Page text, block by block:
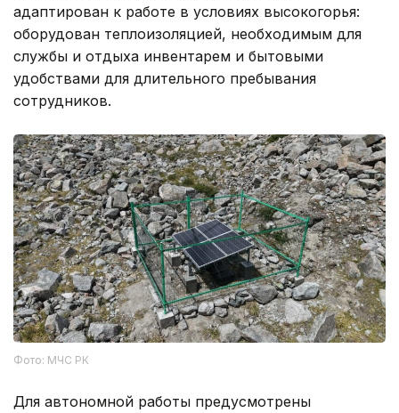
адаптирован к работе в условиях высокогорья:
оборудован теплоизоляцией, необходимым для
службы и отдыха инвентарем и бытовыми
удобствами для длительного пребывания
сотрудников.
Фото: МЧС РК
Для автономной работы предусмотрены